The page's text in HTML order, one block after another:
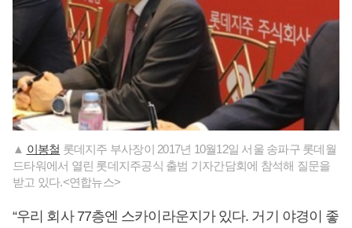
▲ 이봉철 롯데지주 부사장이 2017년 10월12일 서울 송파구 롯데월
드타워에서 열린 롯데지주공식 출범 기자간담회에 참석해 질문을
받고 있다.<연합뉴스>
“우리 회사 77층엔 스카이라운지가 있다. 거기 야경이 좋